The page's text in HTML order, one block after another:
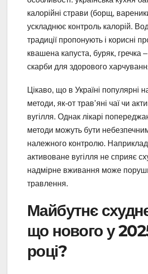
калорійні страви (борщ,
ускладнює контроль калорій.
традиції пропонують і корисні
квашена капуста, буряк, гречка
скарби для здорового
Цікаво, що в Україні популярні
методи, як-от трав’яні чаї чи
вугілля. Однак лікарі
методи можуть бути
належного контролю.
активоване вугілля не сприяє
надмірне вживання може
травлення.
Майбутнє
що нового у
році?